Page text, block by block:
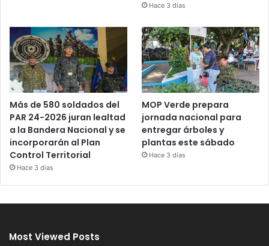
Hace 3 días
Más de 580 soldados del
PAR 24-2026 juran lealtad
a la Bandera Nacional y se
incorporarán al Plan
Control Territorial
Hace 3 días
MOP Verde prepara
jornada nacional para
entregar árboles y
plantas este sábado
Hace 3 días
Most Viewed Posts